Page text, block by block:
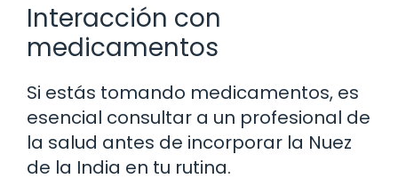
Interacción con
medicamentos
Si estás tomando medicamentos, es
esencial consultar a un profesional de
la salud antes de incorporar la Nuez
de la India en tu rutina.